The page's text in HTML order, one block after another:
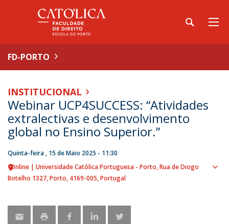
FD-PORTO
INSTITUCIONAL
Webinar UCP4SUCCESS: “Atividades
extralectivas e desenvolvimento
global no Ensino Superior.”
Quinta-feira , 15 de Maio 2025 - 11:30
Online | Universidade Católica Portuguesa - Porto Rua de Diogo
Botelho 1327 Porto 4169-005 Portugal